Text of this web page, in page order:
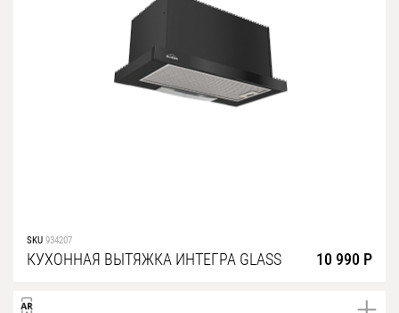
SKU 934207
КУХОННАЯ ВЫТЯЖКА ИНТЕГРА GLASS 10 990 Р